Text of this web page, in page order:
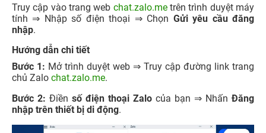
Truy cập vào trang web chat.zalo.me trên trình duyệt máy
tính ⇒ Nhập số điện thoại ⇒ Chọn Gửi yêu cầu đăng
nhập.
Hướng dẫn chi tiết
Bước 1: Mở trình duyệt web ⇒ Truy cập đường link trang
chủ Zalo chat.zalo.me.
Bước 2: Điền số điện thoại Zalo của bạn ⇒ NhấnĐăng
nhập trên thiết bị di động.